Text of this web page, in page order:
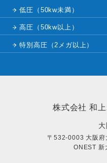
低圧（50kw未満）
高圧（50kw以上）
特別高圧（2メガ以上）
株式会社 和
〒532-0003 大阪府
ONEST 新